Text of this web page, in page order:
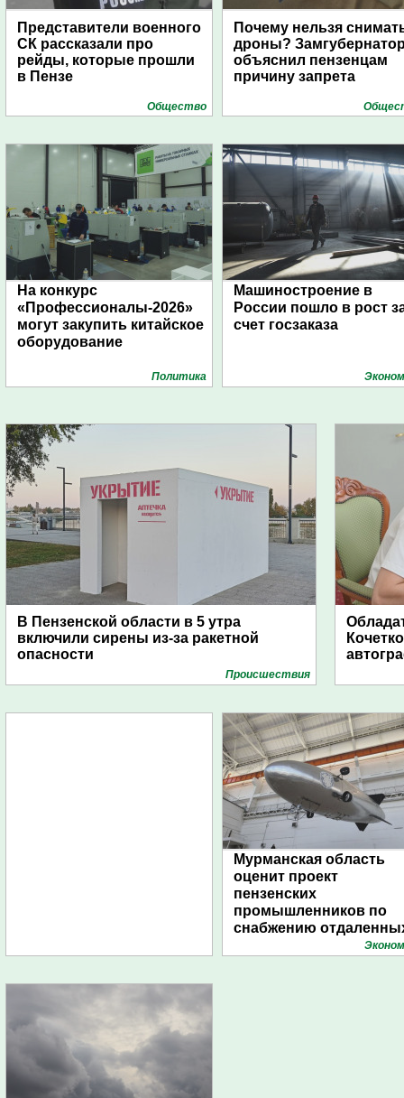
Представители военного
СК рассказали про
рейды, которые прошли
в Пензе
Общество
Почему нельзя
дроны?
объяснил пензенцам
причину запрета
На конкурс
«Профессионалы-2026»
могут закупить китайское
оборудование
Политика
Машиностроение в
России пошло в рост
счет госзаказа
В Пензенской области в 5 утра
включили сирены из-за ракетной
опасности
Проиcшествия
Мурманская область
оценит проект
пензенских
промышленников по
снабжению
поселений с помощью